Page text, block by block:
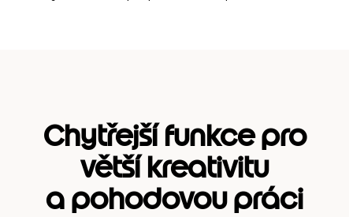
Chytřejší funkce pro
větší kreativitu
a pohodovou práci